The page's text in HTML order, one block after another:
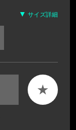
サイズ詳細
★